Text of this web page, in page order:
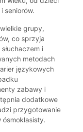
seniorów.
grupy,
co sprzyja
i
metodach
językowych
zabawy i
dodatkowe
przygotowanie